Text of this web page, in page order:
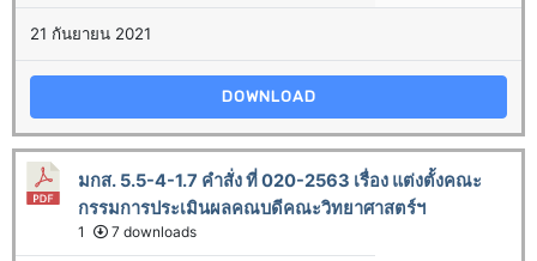
21 กันยายน 2021
DOWNLOAD
มกส. 5.5-4-1.7 คำสั่ง ที่ 020-2563 เรื่อง แต่งตั้งคณะ
กรรมการประเมินผลคณบดีคณะวิทยาศาสตร์ฯ
1 7 downloads